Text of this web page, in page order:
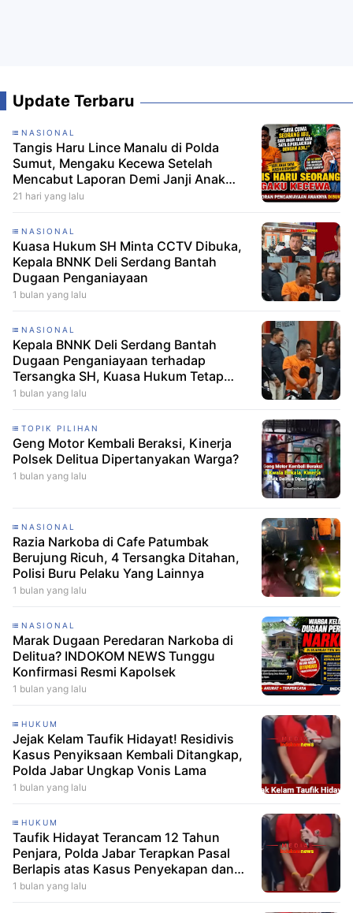
Update Terbaru
NASIONAL
Tangis Haru Lince Manalu di Polda
Sumut, Mengaku Kecewa Setelah
Mencabut Laporan Demi Janji Anak
Dibebaskan
21 hari yang lalu
NASIONAL
Kuasa Hukum SH Minta CCTV Dibuka,
Kepala BNNK Deli Serdang Bantah
Dugaan Penganiayaan
1 bulan yang lalu
NASIONAL
Kepala BNNK Deli Serdang Bantah
Dugaan Penganiayaan terhadap
Tersangka SH, Kuasa Hukum Tetap
Minta CCTV Dibuka
1 bulan yang lalu
TOPIK PILIHAN
Geng Motor Kembali Beraksi, Kinerja
Polsek Delitua Dipertanyakan Warga?
1 bulan yang lalu
NASIONAL
Razia Narkoba di Cafe Patumbak
Berujung Ricuh, 4 Tersangka Ditahan,
Polisi Buru Pelaku Yang Lainnya
1 bulan yang lalu
NASIONAL
Marak Dugaan Peredaran Narkoba di
Delitua? INDOKOM NEWS Tunggu
Konfirmasi Resmi Kapolsek
1 bulan yang lalu
HUKUM
Jejak Kelam Taufik Hidayat! Residivis
Kasus Penyiksaan Kembali Ditangkap,
Polda Jabar Ungkap Vonis Lama
1 bulan yang lalu
HUKUM
Taufik Hidayat Terancam 12 Tahun
Penjara, Polda Jabar Terapkan Pasal
Berlapis atas Kasus Penyekapan dan
Penganiayaan Sadis
1 bulan yang lalu